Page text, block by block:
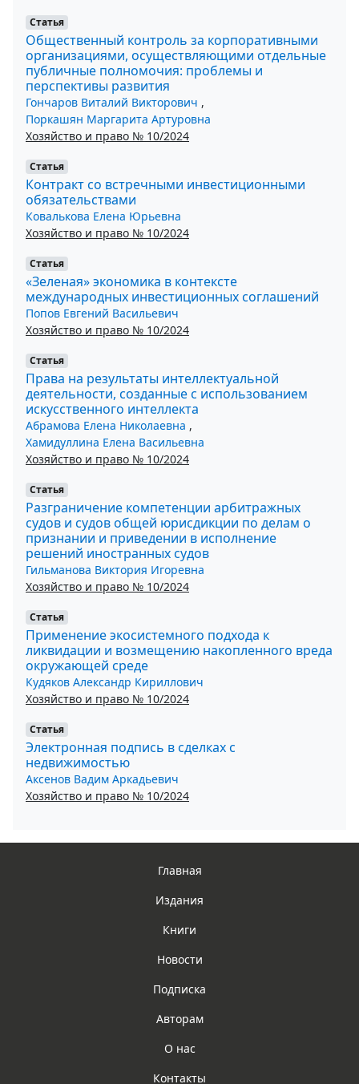
Статья
Общественный контроль за корпоративными
организациями, осуществляющими отдельные
публичные полномочия: проблемы и
перспективы развития
Гончаров Виталий Викторович ,
Поркашян Маргарита Артуровна
Хозяйство и право № 10/2024
Статья
Контракт со встречными инвестиционными
обязательствами
Ковалькова Елена Юрьевна
Хозяйство и право № 10/2024
Статья
«Зеленая» экономика в контексте
международных инвестиционных соглашений
Попов Евгений Васильевич
Хозяйство и право № 10/2024
Статья
Права на результаты интеллектуальной
деятельности, созданные с использованием
искусственного интеллекта
Абрамова Елена Николаевна ,
Хамидуллина Елена Васильевна
Хозяйство и право № 10/2024
Статья
Разграничение компетенции арбитражных
судов и судов общей юрисдикции по делам о
признании и приведении в исполнение
решений иностранных судов
Гильманова Виктория Игоревна
Хозяйство и право № 10/2024
Статья
Применение экосистемного подхода к
ликвидации и возмещению накопленного вреда
окружающей среде
Кудяков Александр Кириллович
Хозяйство и право № 10/2024
Статья
Электронная подпись в сделках с
недвижимостью
Аксенов Вадим Аркадьевич
Хозяйство и право № 10/2024
Главная
Издания
Книги
Новости
Подписка
Авторам
О нас
Контакты